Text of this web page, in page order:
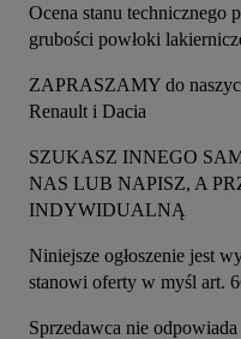
Ocena stanu technicznego
grubości powłoki
ZAPRASZAMY do
Renault i Dacia
SZUKASZ INNEGO
NAS LUB NAPISZ, A
INDYWIDUALNĄ
Niniejsze ogłoszenie jest
stanowi oferty w myśl art.
Sprzedawca nie